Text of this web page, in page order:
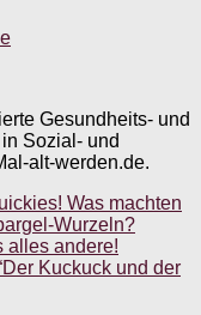
Gesundheits- und
Sozial- und
alt-werden.de.
Was machten
Wurzeln?
alles andere!
Kuckuck und der